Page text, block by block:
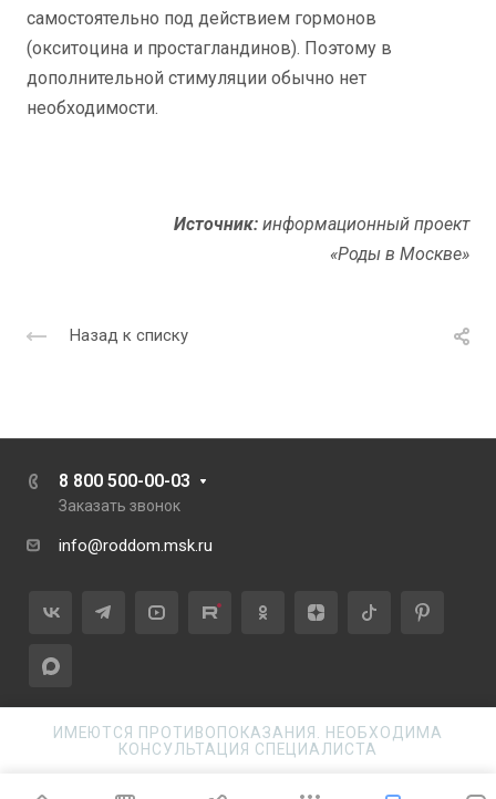
самостоятельно под действием гормонов
(окситоцина и простагландинов). Поэтому в
дополнительной стимуляции обычно нет
необходимости.
Источник: информационный проект
«Роды в Москве»
Назад к списку
8 800 500-00-03
Заказать звонок
info@roddom.msk.ru
© 2026 Официальный сайт проекта «Роды в Москве». Все
ИМЕЮТСЯ ПРОТИВОПОКАЗАНИЯ. НЕОБХОДИМА
КОНСУЛЬТАЦИЯ СПЕЦИАЛИСТА